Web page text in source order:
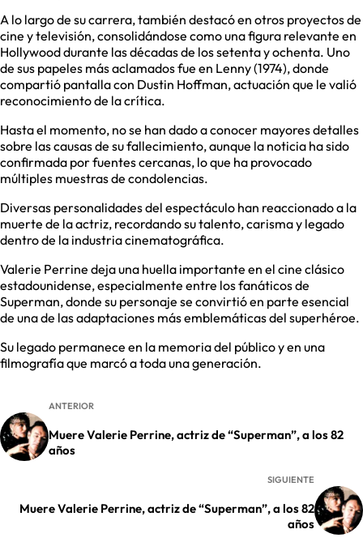
A lo largo de su carrera, también destacó en otros proyectos de
cine y televisión, consolidándose como una figura relevante en
Hollywood durante las décadas de los setenta y ochenta. Uno
de sus papeles más aclamados fue en Lenny (1974), donde
compartió pantalla con Dustin Hoffman, actuación que le valió
reconocimiento de la crítica.
Hasta el momento, no se han dado a conocer mayores detalles
sobre las causas de su fallecimiento, aunque la noticia ha sido
confirmada por fuentes cercanas, lo que ha provocado
múltiples muestras de condolencias.
Diversas personalidades del espectáculo han reaccionado a la
muerte de la actriz, recordando su talento, carisma y legado
dentro de la industria cinematográfica.
Valerie Perrine deja una huella importante en el cine clásico
estadounidense, especialmente entre los fanáticos de
Superman, donde su personaje se convirtió en parte esencial
de una de las adaptaciones más emblemáticas del superhéroe.
Su legado permanece en la memoria del público y en una
filmografía que marcó a toda una generación.
ANTERIOR
Muere Valerie Perrine, actriz de “Superman”, a los 82
años
SIGUIENTE
Muere Valerie Perrine, actriz de “Superman”, a los 82
años